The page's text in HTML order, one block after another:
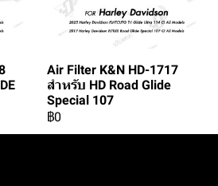
Air Filter K&N HD-1717
สำหรับ HD Road Glide
Special 107
฿0